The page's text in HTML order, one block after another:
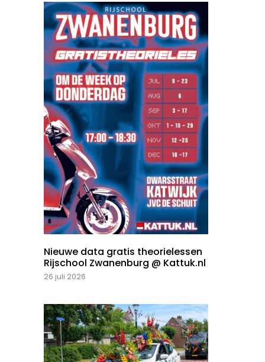
Nieuwe data gratis theorielessen
Rijschool Zwanenburg @ Kattuk.nl
26 juli 2026